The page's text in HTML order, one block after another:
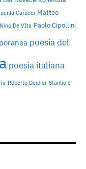
Carucci Matteo
Nino De VIta Paolo Cipollini
poesia del
poesia italiana
Roberto Deidier Stanlio e